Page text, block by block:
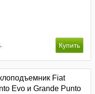
Fiat
Evo и Grande Punto